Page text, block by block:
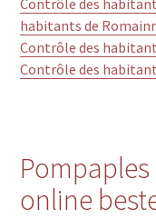
habitants de
Contrôle des
Contrôle des
online